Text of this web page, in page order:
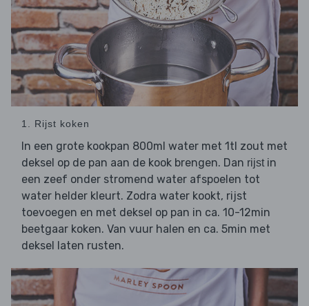
1. Rijst koken
In een grote kookpan 800ml water met 1tl zout met
deksel op de pan aan de kook brengen. Dan rijst in
een zeef onder stromend water afspoelen tot
water helder kleurt. Zodra water kookt, rijst
toevoegen en met deksel op pan in ca. 10-12min
beetgaar koken. Van vuur halen en ca. 5min met
deksel laten rusten.